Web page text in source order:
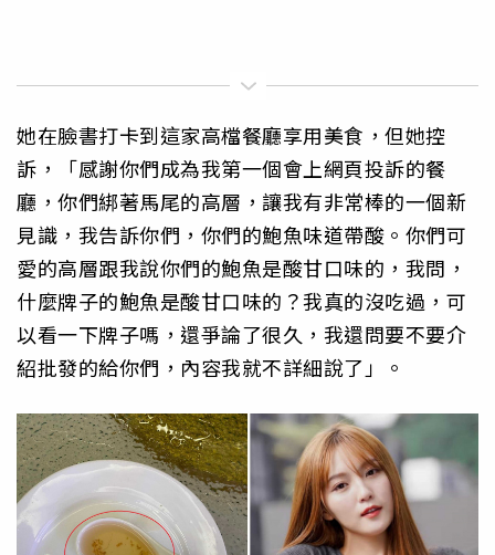
她在臉書打卡到這家高檔餐廳享用美食，但她控
訴，「感謝你們成為我第一個會上網頁投訴的餐
廳，你們綁著馬尾的高層，讓我有非常棒的一個新
見識，我告訴你們，你們的鮑魚味道帶酸。你們可
愛的高層跟我說你們的鮑魚是酸甘口味的，我問，
什麼牌子的鮑魚是酸甘口味的？我真的沒吃過，可
以看一下牌子嗎，還爭論了很久，我還問要不要介
紹批發的給你們，內容我就不詳細說了」。